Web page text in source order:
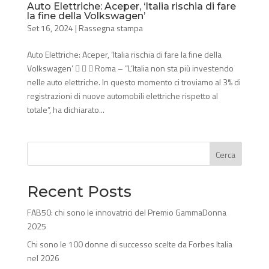
Auto Elettriche: Aceper, ‘Italia rischia di fare
la fine della Volkswagen’
Set 16, 2024 | Rassegna stampa
Auto Elettriche: Aceper, ‘Italia rischia di fare la fine della
Volkswagen’    Roma – “L’Italia non sta più investendo
nelle auto elettriche. In questo momento ci troviamo al 3% di
registrazioni di nuove automobili elettriche rispetto al
totale”, ha dichiarato...
Cerca
Recent Posts
FAB50: chi sono le innovatrici del Premio GammaDonna
2025
Chi sono le 100 donne di successo scelte da Forbes Italia
nel 2026